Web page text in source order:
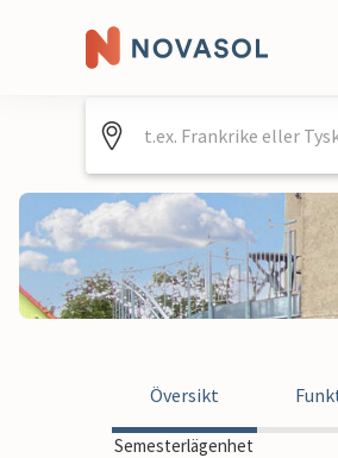
Översikt
Semesterlägenhet